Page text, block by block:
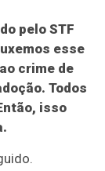
pelo STF
esse
crime de
Todos
isso